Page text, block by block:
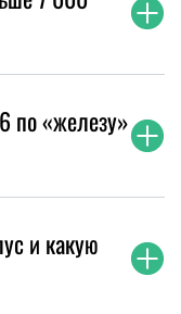
по «железу»
и какую